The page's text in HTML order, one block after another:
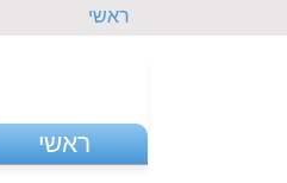
ראשי
ראשי